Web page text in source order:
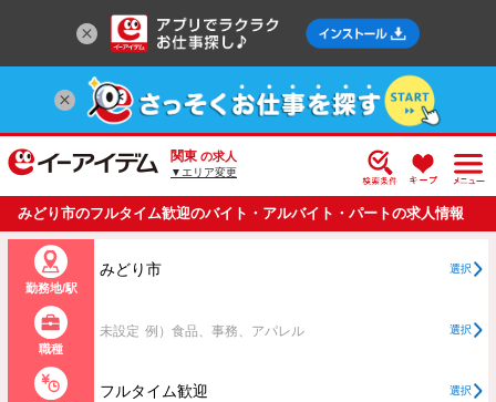
関東 の求人
▼エリア変更
みどり市のフルタイム歓迎のバイト・アルバイト・パートの求人情報
一覧
勤務地/駅
みどり市 選択
職種
未設定 例）食品、事務、アパレル 選択
フルタイム歓迎 選択